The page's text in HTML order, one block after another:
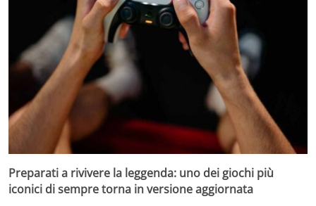
Preparati a rivivere la leggenda: uno dei giochi più
iconici di sempre torna in versione aggiornata